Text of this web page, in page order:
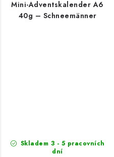
Mini-Adventskalender A6
40g – Schneemänner
Skladem 3 - 5 pracovních
dní